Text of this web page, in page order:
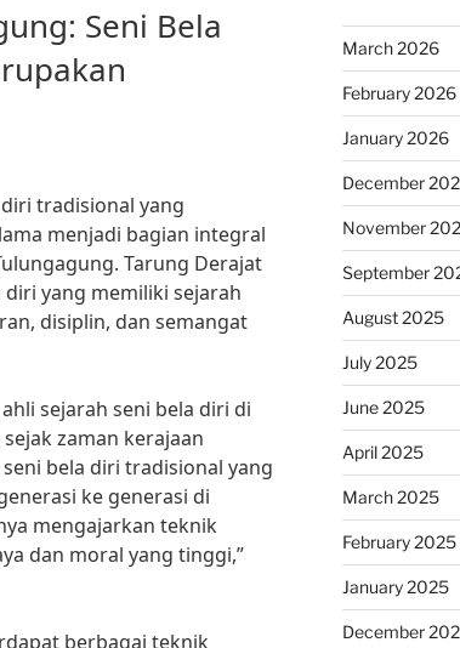
Seni Bela
tradisional yang
menjadi bagian integral
Tarung Derajat
yang memiliki sejarah
disiplin, dan semangat
sejarah seni bela diri di
zaman kerajaan
bela diri tradisional yang
ke generasi di
mengajarkan teknik
dan moral yang tinggi,”
berbagai teknik
March 2026
February 2026
January 2026
December
November
September
August 2025
July 2025
June 2025
April 2025
March 2025
February 2025
January 2025
December